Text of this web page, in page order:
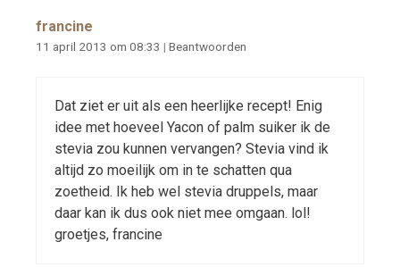
francine
11 april 2013 om 08:33 | Beantwoorden
Dat ziet er uit als een heerlijke recept! Enig
idee met hoeveel Yacon of palm suiker ik de
stevia zou kunnen vervangen? Stevia vind ik
altijd zo moeilijk om in te schatten qua
zoetheid. Ik heb wel stevia druppels, maar
daar kan ik dus ook niet mee omgaan. lol!
groetjes, francine